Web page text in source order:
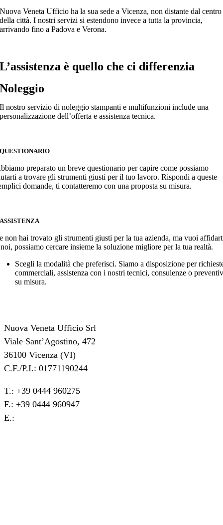
Nuova Veneta Ufficio ha la sua sede a Vicenza, non distante dal centro
della città. I nostri servizi si estendono invece a tutta la provincia,
arrivando fino a Padova e Verona.
L’assistenza è quello che ci differenzia
Noleggio
Il nostro servizio di noleggio stampanti e multifunzioni include una
personalizzazione dell’offerta e assistenza tecnica.
QUESTIONARIO
preparato un breve questionario per capire come possiamo
a trovare gli strumenti giusti per il tuo lavoro. Rispondi a queste
domande, ti contatteremo con una proposta su misura.
ASSISTENZA
non hai trovato gli strumenti giusti per la tua azienda, ma vuoi
possiamo cercare insieme la soluzione migliore per la tua realtà.
Scegli la modalità che preferisci. Siamo a disposizione per
commerciali, assistenza con i nostri tecnici, consulenze o
su misura.
Nuova Veneta Ufficio Srl
Viale Sant’Agostino, 472
36100 Vicenza (VI)
C.F./P.I.: 01771190244
T.: +39 0444 960275
F.: +39 0444 960947
E.: